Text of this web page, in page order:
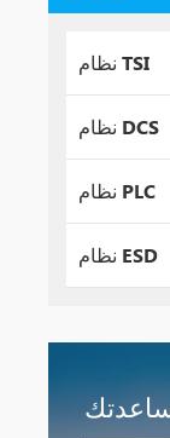
نظام TSI
نظام DCS
نظام PLC
نظام ESD